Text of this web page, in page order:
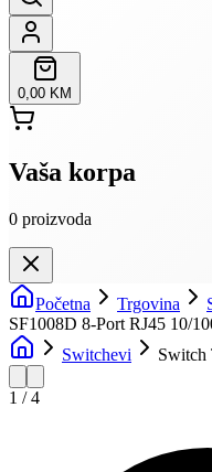
0,00 KM
Vaša korpa
0 proizvoda
Početna Trgovina
SF1008D 8-Port RJ45 10/
Switchevi
Switch
1 /4